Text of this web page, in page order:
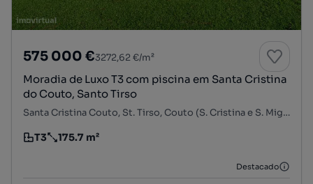
575 000 €3272,62 €/m²
Moradia de Luxo T3 com piscina em Santa Cristina
do Couto, Santo Tirso
Santa Cristina Couto, St. Tirso, Couto (S. Cristina e S. Miguel) e Burgães, Santo Tirso, Porto
Tipologia
T3
Preço por metro quadrado
175.7 m²
Destacado